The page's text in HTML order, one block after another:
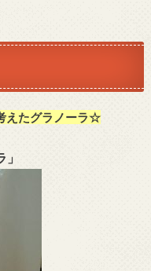
えたグラノーラ☆